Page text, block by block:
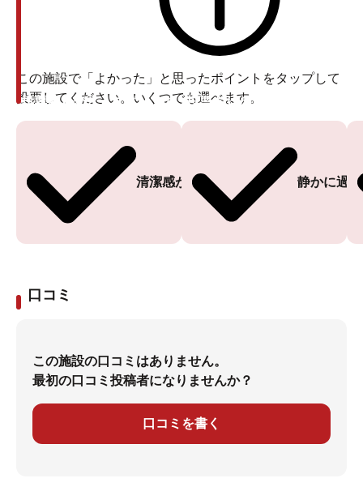
この施設で「よかった」と思ったポイントをタップして
投票してください。いくつでも選べます。
清潔感がある
投票ありがとうございます
静かに過
投票ありがとうございます
口コミ
この施設の口コミはありません。
最初の口コミ投稿者になりませんか？
口コミを書く